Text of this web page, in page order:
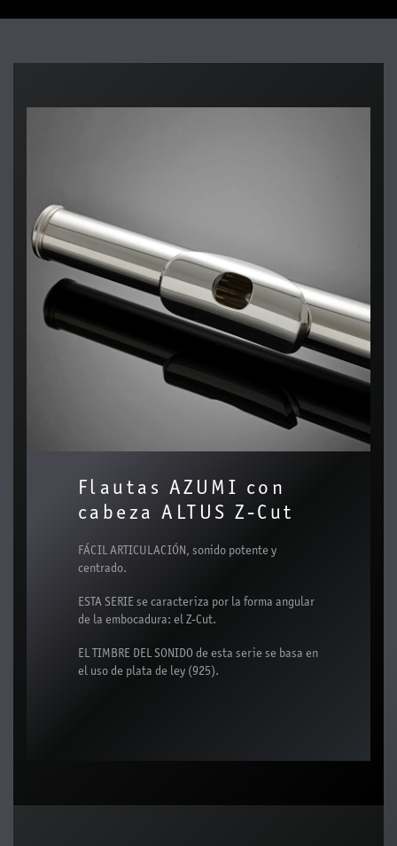
Flautas AZUMI con
cabeza ALTUS Z-Cut
FÁCIL ARTICULACIÓN, sonido potente y
centrado.
ESTA SERIE se caracteriza por la forma angular
de la embocadura: el Z-Cut.
EL TIMBRE DEL SONIDO de esta serie se basa en
el uso de plata de ley (925).